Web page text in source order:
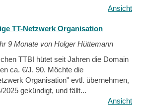
Ansicht
TT-Netzwerk Organisation
9 Monate von Holger Hüttemann
TTBI hütet seit Jahren die Domain
ca. €/J. 90. Möchte die
Organisation" evtl. übernehmen,
gekündigt, und fällt...
Ansicht